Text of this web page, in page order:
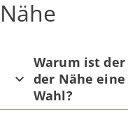
Nähe
Warum ist der
der Nähe
Wahl?